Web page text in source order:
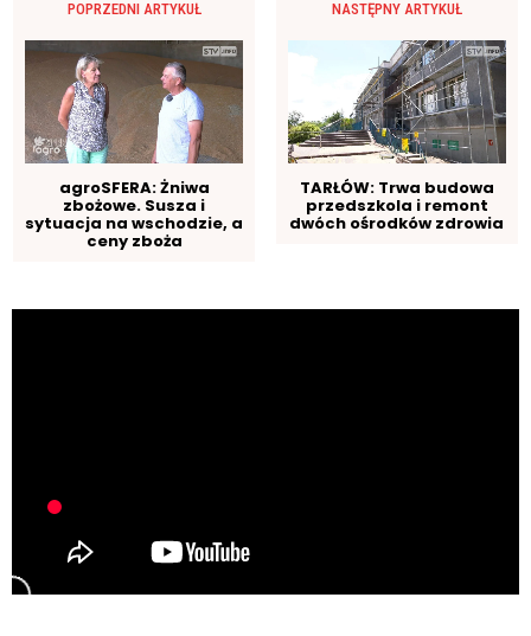
POPRZEDNI ARTYKUŁ
agroSFERA: Żniwa
zbożowe. Susza i
sytuacja na wschodzie, a
ceny zboża
NASTĘPNY ARTYKUŁ
TARŁÓW: Trwa budowa
przedszkola i remont
dwóch ośrodków zdrowia